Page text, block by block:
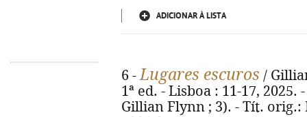
ADICIONAR À LISTA
6 -Lugares escuros /
1ª ed. - Lisboa : 11-17,
Gillian Flynn ; 3). - Tít. orig.: